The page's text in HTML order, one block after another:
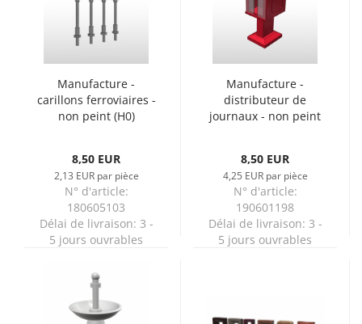
Manufacture -
carillons ferroviaires -
non peint (H0)
8,50 EUR
2,13 EUR par pièce
N° d'article:
180605103
Délai de livraison: 3 -
5 jours ouvrables
Manufacture -
distributeur de
journaux - non peint
8,50 EUR
4,25 EUR par pièce
N° d'article:
190601198
Délai de livraison: 3 -
5 jours ouvrables